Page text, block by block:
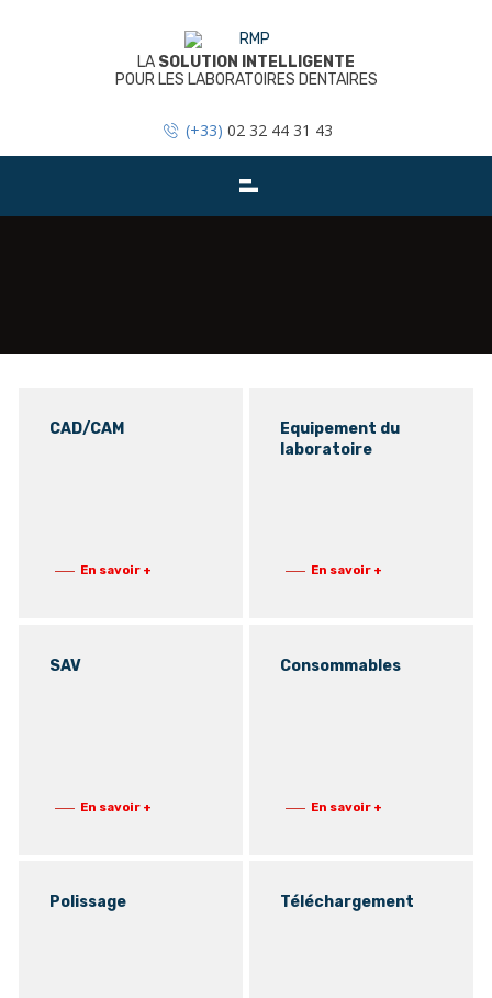
LA SOLUTION INTELLIGENTE
POUR LES LABORATOIRES DENTAIRES
(+33) 02 32 44 31 43
CAD/CAM
En savoir +
Equipement du
laboratoire
En savoir +
SAV
En savoir +
Consommables
En savoir +
Polissage Téléchargement